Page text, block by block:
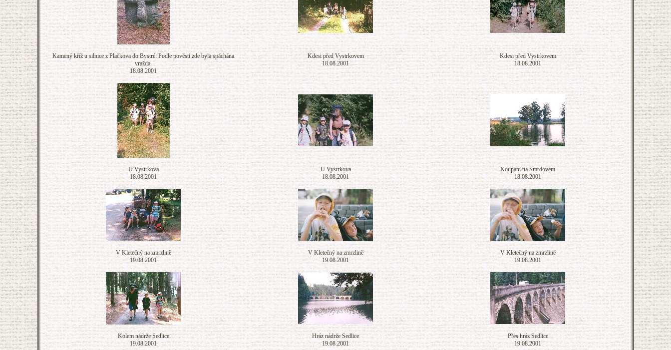
Kamený kříž u silnice z Plačkova do Bystré. Podle pověsti zde byla spáchána
vražda.
18.08.2001
Kdesi před Vystrkovem
18.08.2001
Kdesi před Vystrkovem
18.08.2001
U Vystrkova
18.08.2001
U Vystrkova
18.08.2001
Koupání na Smrdovem
18.08.2001
V Kletečný na zmrzlině
19.08.2001
V Kletečný na zmrzlině
19.08.2001
V Kletečný na zmrzlině
19.08.2001
Kolem nádrže Sedlice
19.08.2001
Hráz nádrže Sedlice
19.08.2001
Přes hráz Sedlice
19.08.2001